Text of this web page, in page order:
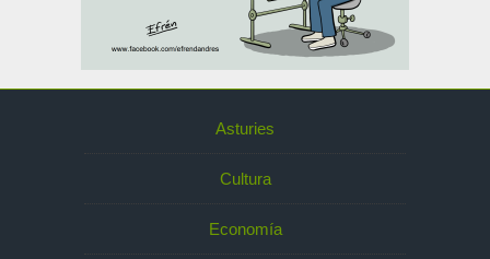
Asturies
Cultura
Economía